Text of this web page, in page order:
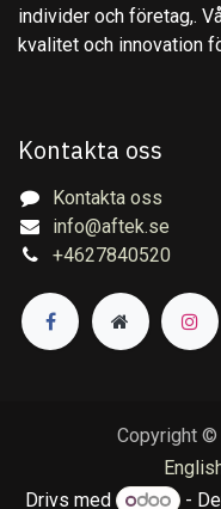
individer och företag,.
kvalitet och innovation
Kontakta oss
Kontakta oss
info@aftek.se
+4627840520
Copyright ©
Drivs med
-